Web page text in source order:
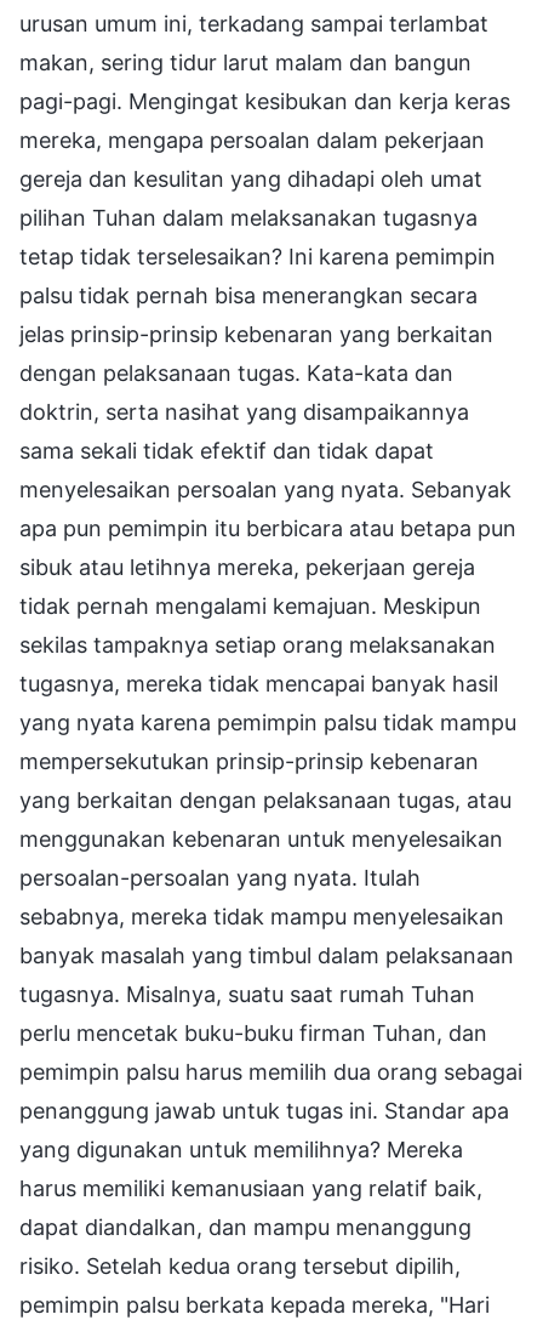
urusan umum ini, terkadang sampai terlambat
makan, sering tidur larut malam dan bangun
pagi-pagi. Mengingat kesibukan dan kerja keras
mereka, mengapa persoalan dalam pekerjaan
gereja dan kesulitan yang dihadapi oleh umat
pilihan Tuhan dalam melaksanakan tugasnya
tetap tidak terselesaikan? Ini karena pemimpin
palsu tidak pernah bisa menerangkan secara
jelas prinsip-prinsip kebenaran yang berkaitan
dengan pelaksanaan tugas. Kata-kata dan
doktrin, serta nasihat yang disampaikannya
sama sekali tidak efektif dan tidak dapat
menyelesaikan persoalan yang nyata. Sebanyak
apa pun pemimpin itu berbicara atau betapa pun
sibuk atau letihnya mereka, pekerjaan gereja
tidak pernah mengalami kemajuan. Meskipun
sekilas tampaknya setiap orang melaksanakan
tugasnya, mereka tidak mencapai banyak hasil
yang nyata karena pemimpin palsu tidak mampu
mempersekutukan prinsip-prinsip kebenaran
yang berkaitan dengan pelaksanaan tugas, atau
menggunakan kebenaran untuk menyelesaikan
persoalan-persoalan yang nyata. Itulah
sebabnya, mereka tidak mampu menyelesaikan
banyak masalah yang timbul dalam pelaksanaan
tugasnya. Misalnya, suatu saat rumah Tuhan
perlu mencetak buku-buku firman Tuhan, dan
pemimpin palsu harus memilih dua orang sebagai
penanggung jawab untuk tugas ini. Standar apa
yang digunakan untuk memilihnya? Mereka
harus memiliki kemanusiaan yang relatif baik,
dapat diandalkan, dan mampu menanggung
risiko. Setelah kedua orang tersebut dipilih,
pemimpin palsu berkata kepada mereka, "Hari